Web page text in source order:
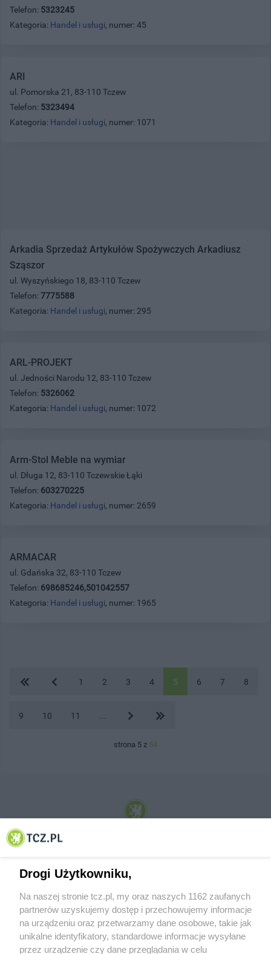
Telefon: 5323245
Kategoria: Handel i usługi, numer: 45
ARI
ul. Pomorska 21, 83-110 Tczew
Telefon: 5323494
Kategoria: Handel i usługi, numer: 1071
Arkadia Sprzedaż Artykułów Spożywczych Arkadiusz
Sząszor
ul. Wyszyńskiego 18, 83-110 Tczew
Telefon: 7775588
Kategoria: Handel i usługi, numer: 295
ARL-PROJEKT
ul. Jedności Narodu 12, 83-110 Tczew
Telefon: 5326062
Kategoria: Handel i usługi, numer: 1072
Arm-Stol Meble na wymiar
ul. Długa 12, 83-110 Tczewskie Łąki
Telefon: 603270225
Kategoria: Handel i usługi, numer: 2659
ARMACAR
ul. Gdańska 32, 83-110 Tczew
Telefon: 698685246,501042557
Kategoria: Handel i usługi, numer: 1965
1 2 3 4 5 6 7 8
9 10 11
strona 5 z 54
© 2001-2026 Tczew - TCZ.PL Sp. z o.o. Internetowy Serwis Informacyjny Miasta
Drogi Użytkowniku,
Na naszej stronie tcz.pl, my oraz naszych 1162 zaufanych
partnerów uzyskujemy dostęp i przechowujemy informacje
na urządzeniu oraz przetwarzamy dane osobowe, takie jak
unikalne identyfikatory, standardowe informacje wysyłane
przez urządzenie czy dane przeglądania w celu